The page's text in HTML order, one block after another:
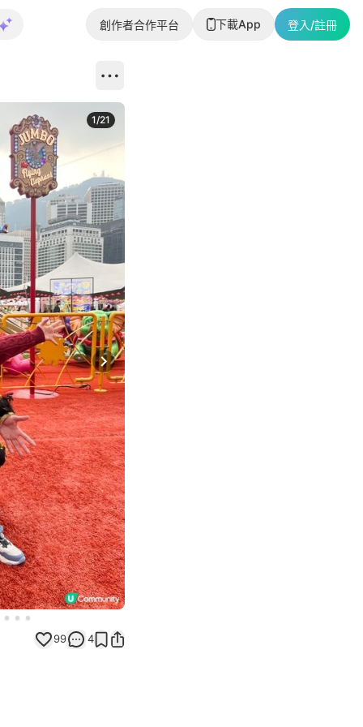
創作者合作平台 下載App 登入/註冊
Next slide
1/21
99 4